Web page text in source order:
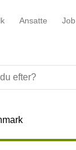
Ansatte Job